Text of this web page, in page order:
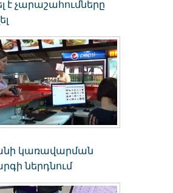
է չարաշահումները
կառավարման
ներդնում